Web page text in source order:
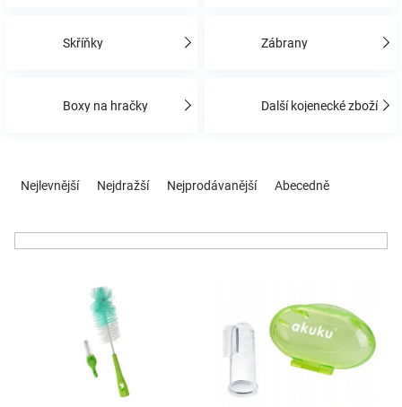
oblečení
Blog
Skříňky Zábrany
Boxy na hračky Další kojenecké zboží
Nejlevnější Nejdražší Nejprodávanější Abecedně